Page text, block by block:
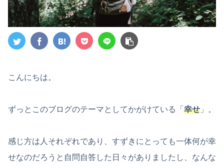
こんにちは。
ずっとこのブログのテーマとしてかがけている「 幸せ 」。
感じ方は人それぞれであり、すずきにとっても一体何が幸
せなのだろうと自問自答した日々がありましたし、なんな